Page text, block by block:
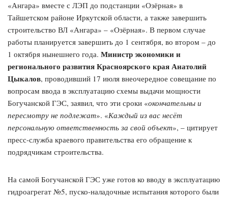
«Ангара» вместе с ЛЭП до подстанции «Озёрная» в
Тайшетском районе Иркутской области, а также завершить
строительство ВЛ «Ангара» – «Озёрная». В первом случае
работы планируется завершить до 1 сентября, во втором – до
1 октября нынешнего года. Министр экономики и
регионального развития Красноярского края Анатолий
Цыкалов, проводивший 17 июля внеочередное совещание по
вопросам ввода в эксплуатацию схемы выдачи мощности
Богучанской ГЭС, заявил, что эти сроки «окончательны и
пересмотру не подлежат». «Каждый из вас несёт
персональную ответственность за свой объект», – цитирует
пресс-служба краевого правительства его обращение к
подрядчикам строительства.
На самой Богучанской ГЭС уже готов ко вводу в эксплуатацию
гидроагрегат №5, пуско-наладочные испытания которого были